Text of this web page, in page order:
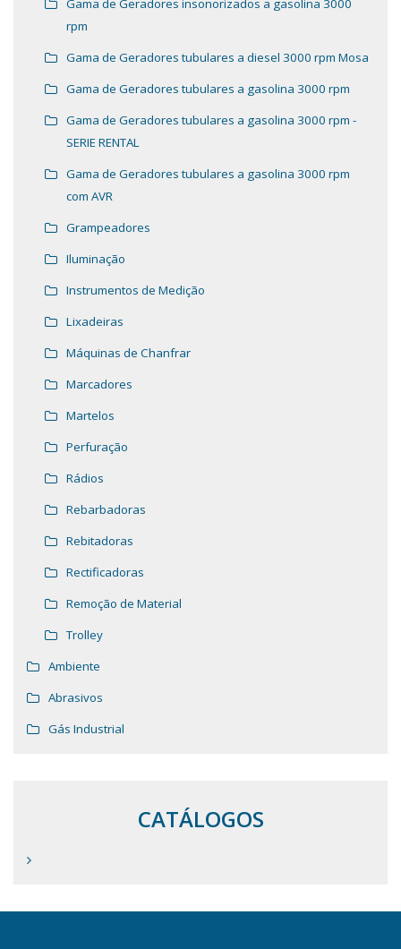
Gama de Geradores insonorizados a gasolina 3000
rpm
Gama de Geradores tubulares a diesel 3000 rpm Mosa
Gama de Geradores tubulares a gasolina 3000 rpm
Gama de Geradores tubulares a gasolina 3000 rpm -
SERIE RENTAL
Gama de Geradores tubulares a gasolina 3000 rpm
com AVR
Grampeadores
Iluminação
Instrumentos de Medição
Lixadeiras
Máquinas de Chanfrar
Marcadores
Martelos
Perfuração
Rádios
Rebarbadoras
Rebitadoras
Rectificadoras
Remoção de Material
Trolley
Ambiente
Abrasivos
Gás Industrial
CATÁLOGOS